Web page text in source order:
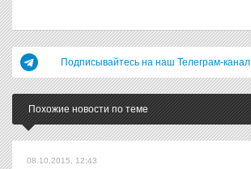
Подписывайтесь на наш Телеграм-канал
Похожие новости по теме
08.10.2015, 12:43